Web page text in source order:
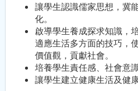
讓學生認識儒家思想，冀
化。
啟導學生養成探求知識，
適應生活多方面的技巧，
價值觀，貢獻社會。
培養學生責任感、社會意
讓學生建立健康生活及健康